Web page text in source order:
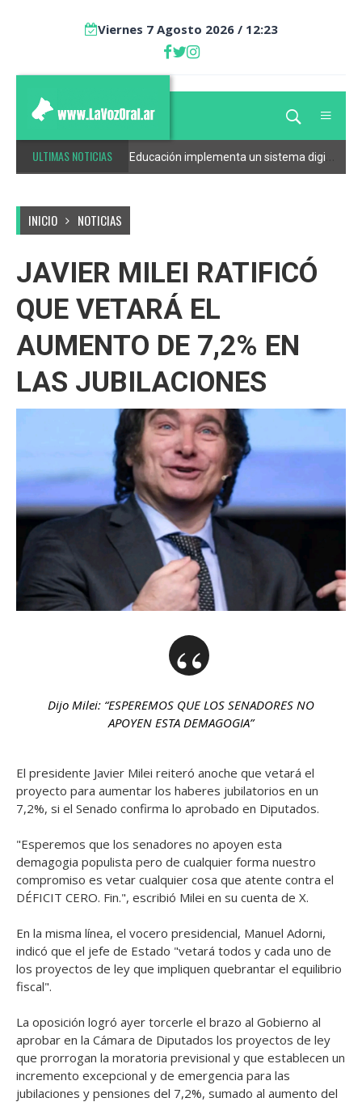
Viernes 7 Agosto 2026 / 12:23
ULTIMAS NOTICIAS
Catamarca avanza con un proyecto de cooperación internacional junto a la región peruana de La Libertad Educación implementa un sistema digital para agilizar la cobertura de cargos y altas docentes
INICIO NOTICIAS
JAVIER MILEI RATIFICÓ
QUE VETARÁ EL
AUMENTO DE 7,2% EN
LAS JUBILACIONES
Dijo Milei: “ESPEREMOS QUE LOS SENADORES NO
APOYEN ESTA DEMAGOGIA”
El presidente Javier Milei reiteró anoche que vetará el
proyecto para aumentar los haberes jubilatorios en un
7,2%, si el Senado confirma lo aprobado en Diputados.
"Esperemos que los senadores no apoyen esta
demagogia populista pero de cualquier forma nuestro
compromiso es vetar cualquier cosa que atente contra el
DÉFICIT CERO. Fin.", escribió Milei en su cuenta de X.
En la misma línea, el vocero presidencial, Manuel Adorni,
indicó que el jefe de Estado "vetará todos y cada uno de
los proyectos de ley que impliquen quebrantar el equilibrio
fiscal".
La oposición logró ayer torcerle el brazo al Gobierno al
aprobar en la Cámara de Diputados los proyectos de ley
que prorrogan la moratoria previsional y que establecen un
incremento excepcional y de emergencia para las
jubilaciones y pensiones del 7,2%, sumado al aumento del